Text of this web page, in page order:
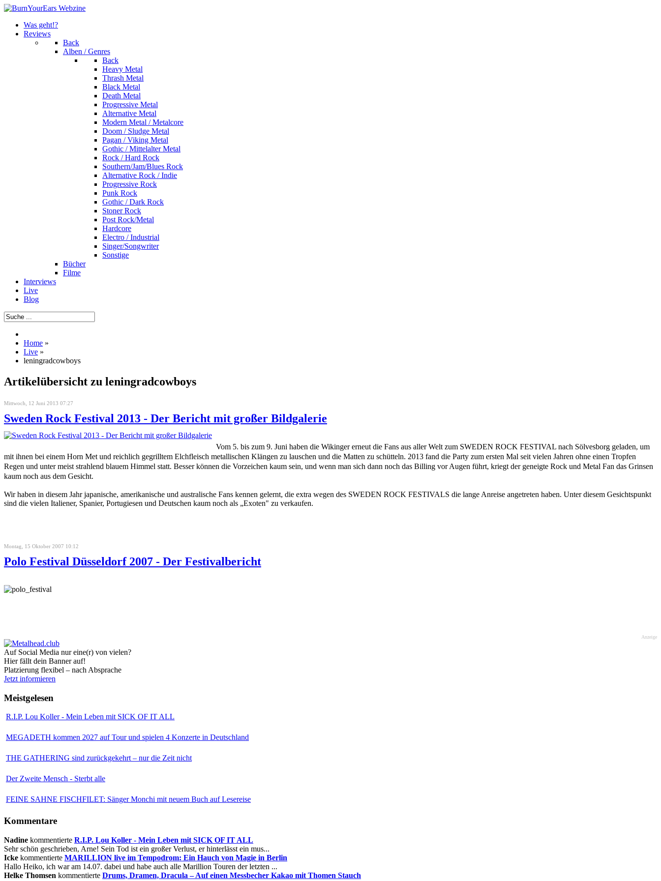
Was geht!?
Reviews
Back
Alben / Genres
Back
Heavy Metal
Thrash Metal
Black Metal
Death Metal
Progressive Metal
Alternative Metal
Modern Metal / Metalcore
Doom / Sludge Metal
Pagan / Viking Metal
Gothic / Mittelalter Metal
Rock / Hard Rock
Southern/Jam/Blues Rock
Alternative Rock / Indie
Progressive Rock
Punk Rock
Gothic / Dark Rock
Stoner Rock
Post Rock/Metal
Hardcore
Electro / Industrial
Singer/Songwriter
Sonstige
Bücher
Filme
Interviews
Live
Blog
Home »
Live »
leningradcowboys
Artikelübersicht zu leningradcowboys
Mittwoch, 12 Juni 2013 07:27
Sweden Rock Festival 2013 - Der Bericht mit großer Bildgalerie
Vom 5. bis zum 9. Juni haben die Wikinger erneut die Fans aus aller Welt zum SWEDEN ROCK FESTIVAL nach Sölvesborg geladen, um
mit ihnen bei einem Horn Met und reichlich gegrilltem Elchfleisch metallischen Klängen zu lauschen und die Matten zu schütteln. 2013 fand die Party zum ersten Mal seit vielen Jahren ohne einen Tropfen
Regen und unter meist strahlend blauem Himmel statt. Besser können die Vorzeichen kaum sein, und wenn man sich dann noch das Billing vor Augen führt, kriegt der geneigte Rock und Metal Fan das Grinsen
kaum noch aus dem Gesicht.
Wir haben in diesem Jahr japanische, amerikanische und australische Fans kennen gelernt, die extra wegen des SWEDEN ROCK FESTIVALS die lange Anreise angetreten haben. Unter diesem Gesichtspunkt
sind die vielen Italiener, Spanier, Portugiesen und Deutschen kaum noch als „Exoten" zu verkaufen.
Montag, 15 Oktober 2007 10:12
Polo Festival Düsseldorf 2007 - Der Festivalbericht
Anzeige
Auf Social Media nur eine(r) von vielen?
Hier fällt dein Banner auf!
Platzierung flexibel – nach Absprache
Jetzt informieren
Meistgelesen
R.I.P. Lou Koller - Mein Leben mit SICK OF IT ALL
MEGADETH kommen 2027 auf Tour und spielen 4 Konzerte in Deutschland
THE GATHERING sind zurückgekehrt – nur die Zeit nicht
Der Zweite Mensch - Sterbt alle
FEINE SAHNE FISCHFILET: Sänger Monchi mit neuem Buch auf Lesereise
Kommentare
Nadine kommentierte R.I.P. Lou Koller - Mein Leben mit SICK OF IT ALL
Sehr schön geschrieben, Arne! Sein Tod ist ein großer Verlust, er hinterlässt ein mus...
Icke kommentierte MARILLION live im Tempodrom: Ein Hauch von Magie in Berlin
Hallo Heiko, ich war am 14.07. dabei und habe auch alle Marillion Touren der letzten ...
Helke Thomsen kommentierte Drums, Dramen, Dracula – Auf einen Messbecher Kakao mit Thomen Stauch